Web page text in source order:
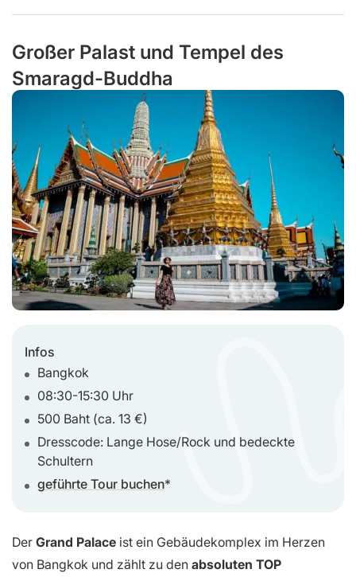
Großer Palast und Tempel des
Smaragd-Buddha
Infos
Bangkok
08:30-15:30 Uhr
500 Baht (ca. 13 €)
Dresscode: Lange Hose/Rock und bedeckte
Schultern
geführte Tour buchen
Der Grand Palace ist ein Gebäudekomplex im Herzen
von Bangkok und zählt zu den absoluten TOP